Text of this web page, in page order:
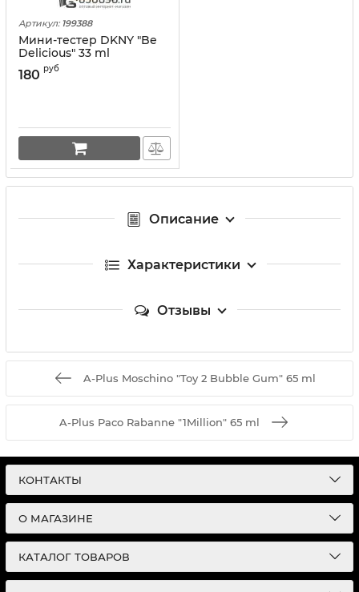
Артикул: 199388
Мини-тестер DKNY "Be
Delicious" 33 ml
180 руб
Описание
Характеристики
Отзывы
A-Plus Moschino "Toy 2 Bubble Gum" 65 ml
A-Plus Paco Rabanne "1Million" 65 ml
КОНТАКТЫ
О МАГАЗИНЕ
КАТАЛОГ ТОВАРОВ